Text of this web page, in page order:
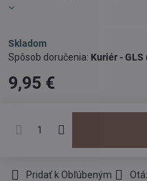
Skladom
Kuriér - GLS
9,95 €
Pridať k Obľúbeným